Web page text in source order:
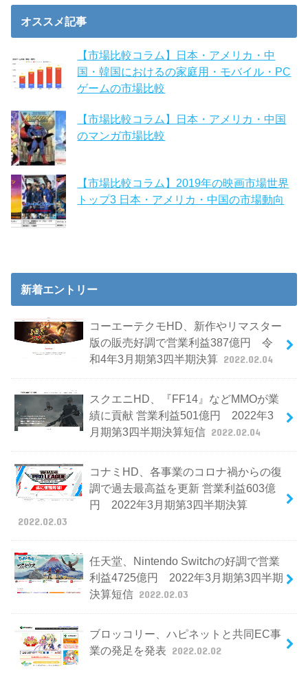
オススメ記事
【市場比較コラム】日本・アメリカ・中
国・韓国におけるの家庭用・モバイル・PC
ゲームの市場比較
【市場比較コラム】日本・アメリカ・中国
のマンガ市場比較
【市場比較コラム】2019年の映画市場世界
トップ3 日本・アメリカ・中国の市場動向
新着エントリー
コーエーテクモHD、新作やリマスター
版の販売好調で営業利益387億円 令
和4年3月期第3四半期決算 2022.02.04
スクエニHD、『FF14』などMMOが業
績に貢献 営業利益501億円 2022年3
月期第3四半期決算短信 2022.02.04
コナミHD、各事業のコロナ禍からの復
調で過去最高益を更新 営業利益603億
円 2022年3月期第3四半期決算
2022.02.03
任天堂、Nintendo Switchの好調で営業
利益4725億円 2022年3月期第3四半期
決算短信 2022.02.03
ブロッコリー、ハピネットと共同EC事
業の発足を発表 2022.02.02